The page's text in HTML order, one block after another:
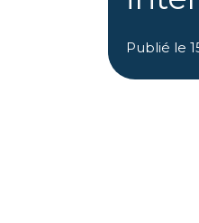
Publié le